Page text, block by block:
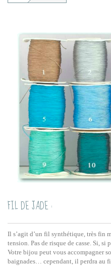
FIL DE JADE :
Il s’agit d’un fil synthétique, très fin
tension. Pas de risque de casse. Si, si
Votre bijou peut vous accompagner
baignades… cependant, il perdra au